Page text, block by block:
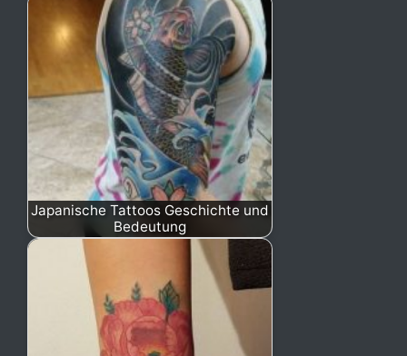
Japanische Tattoos Geschichte und
Bedeutung